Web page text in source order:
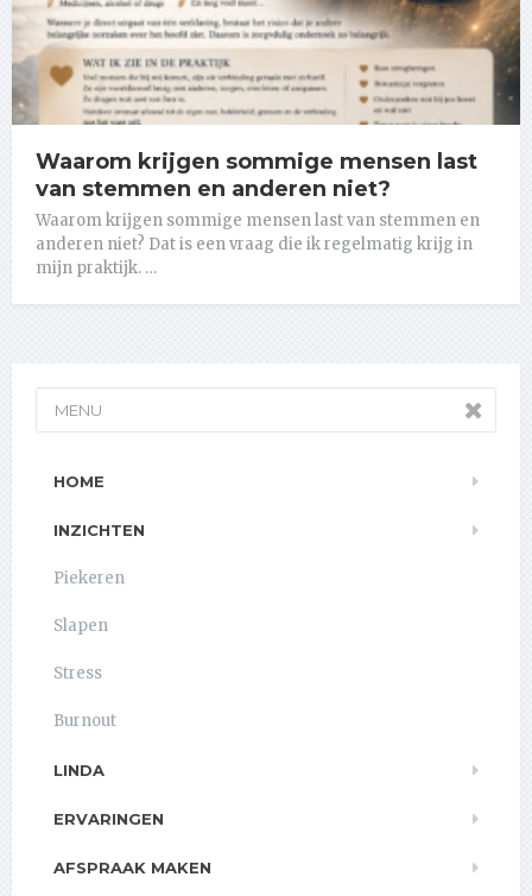
Waarom krijgen sommige mensen last
van stemmen en anderen niet?
Waarom krijgen sommige mensen last van stemmen en
anderen niet? Dat is een vraag die ik regelmatig krijg in
mijn praktijk. …
MENU
HOME
INZICHTEN
Piekeren
Slapen
Stress
Burnout
LINDA
ERVARINGEN
AFSPRAAK MAKEN